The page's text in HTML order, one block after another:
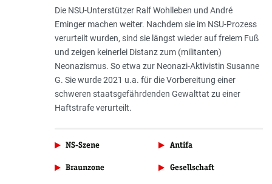
Die NSU-Unterstützer Ralf Wohlleben und André
Eminger machen weiter. Nachdem sie im NSU-Prozess
verurteilt wurden, sind sie längst wieder auf freiem Fuß
und zeigen keinerlei Distanz zum (militanten)
Neonazismus. So etwa zur Neonazi-Aktivistin Susanne
G. Sie wurde 2021 u.a. für die Vorbereitung einer
schweren staatsgefährdenden Gewalttat zu einer
Haftstrafe verurteilt.
NS-Szene Antifa
Braunzone Gesellschaft